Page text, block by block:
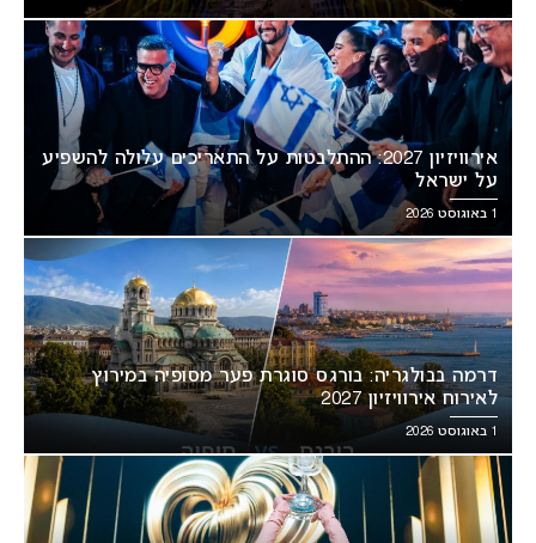
אירוויזיון 2027: ההתלבטות על התאריכים עלולה להשפיע
על ישראל
1 באוגוסט 2026
דרמה בבולגריה: בורגס סוגרת פער מסופיה במירוץ
לאירוח אירוויזיון 2027
1 באוגוסט 2026